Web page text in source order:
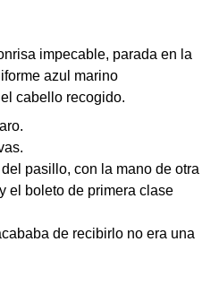
impecable, parada en la
azul marino
cabello recogido.
pasillo, con la mano de otra
el boleto de primera clase
de recibirlo no era una